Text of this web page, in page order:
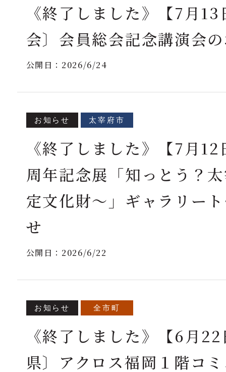
《終了しました》【7月
会〕会員総会記念講演会
公開日： 2026/6/24
お知らせ 太宰府市
《終了しました》【7月
周年記念展「知っとう？
定文化財～」ギャラリー
せ
公開日： 2026/6/22
お知らせ 全市町
《終了しました》【6月
県〕アクロス福岡１階コ